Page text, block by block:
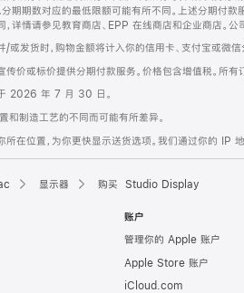
分期期数对应的最低限额可能有所不同。上述分期
，详情请参见教育商店、EPP 在线商店和企业商店
/或发货时，购物金额将计入你的信用卡、支付宝或微
传价或标价提供分期付款服务。价格包含增值税。所有
2026 年 7 月 30 日。
和制造工艺的不同而可能有所差异。
所在位置，为你更快显示送货选项。我们通过你的 IP
显示器 购买 Studio Display
账户
管理你的 Apple 账户
Apple Store 账户
iCloud.com